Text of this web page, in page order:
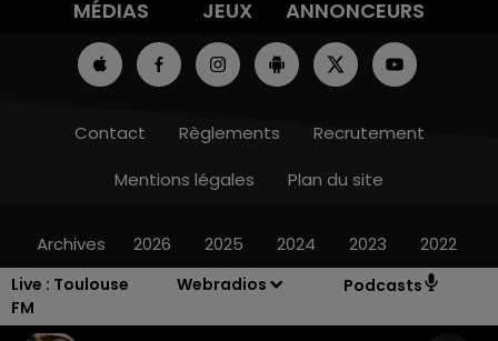
Live : Toulouse
FM
Webradios Podcasts
MÉDIAS
JEUX ANNONCEURS
Contact Règlements
Recrutement
Mentions légales
Plan du site
Archives 2026 2025 2024 2023 2022